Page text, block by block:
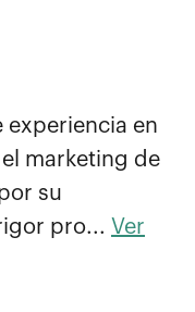
experiencia en
marketing de
su
pro... Ver